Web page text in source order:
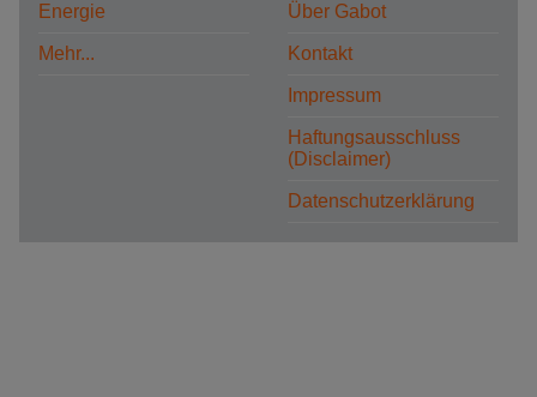
Energie
Mehr...
Über Gabot
Kontakt
Impressum
Haftungsausschluss
(Disclaimer)
Datenschutzerklärung